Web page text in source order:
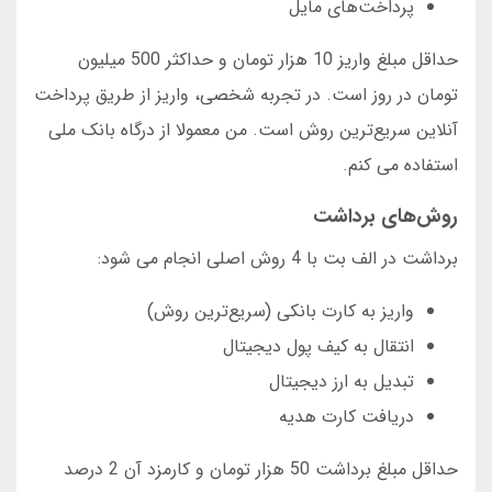
پرداخت‌های مایل
حداقل مبلغ واریز 10 هزار تومان و حداکثر 500 میلیون
تومان در روز است. در تجربه شخصی، واریز از طریق پرداخت
آنلاین سریع‌ترین روش است. من معمولا از درگاه بانک ملی
استفاده می کنم.
روش‌های برداشت
برداشت در الف بت با 4 روش اصلی انجام می شود:
واریز به کارت بانکی (سریع‌ترین روش)
انتقال به کیف پول دیجیتال
تبدیل به ارز دیجیتال
دریافت کارت هدیه
حداقل مبلغ برداشت 50 هزار تومان و کارمزد آن 2 درصد